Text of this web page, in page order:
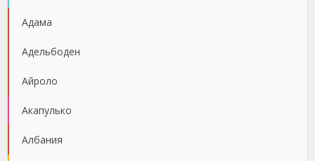
Адама
Адельбоден
Айроло
Акапулько
Албания